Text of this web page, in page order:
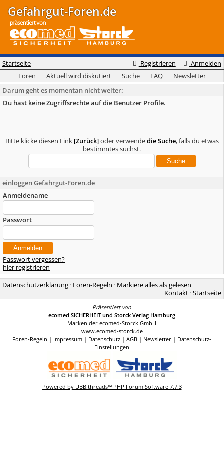
Gefahrgut-Foren.de
Registrieren Anmelden
Startseite
Foren
Aktuell wird diskutiert Suche FAQ
Newsletter
Darum geht es momentan nicht weiter:
Du hast keine Zugriffsrechte auf die Benutzer Profile.
Bitte klicke diesen Link [Zurück]oder verwendedie Suche, falls du etwas
bestimmtes suchst.
einloggen Gefahrgut-Foren.de
Anmeldename
Passwort
Passwort vergessen?
hier registrieren
Datenschutzerklärung · Foren-Regeln · Markiere alles als gelesen
Kontakt ·Startseite
Präsentiert von
ecomed SICHERHEIT und Storck Verlag Hamburg
Marken der ecomed-Storck GmbH
www.ecomed-storck.de
Foren-Regeln | Impressum | Datenschutz | AGB | Newsletter | Datenschutz-
Einstellungen
Powered by UBB.threads™ PHP Forum Software 7.7.3